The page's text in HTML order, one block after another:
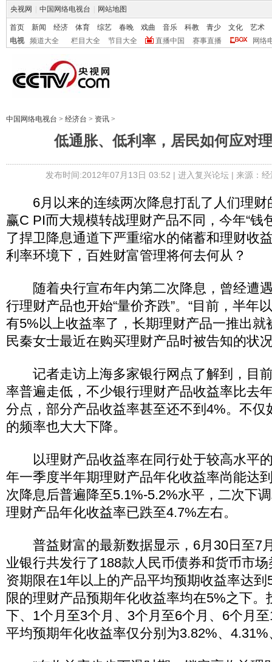
央视网 中国网络电视台 网站地图
首页 新闻 经济 体育 综艺 春晚 戏曲 音乐 科教 青少 文化
艺术
电视
频道大全 栏目大全 节目大全 直播中国 赛事直播 网络
中国网络电视台 > 经济台 > 资讯 >
低通胀、低利率，居民如何应对
发布时间:2012年07月13日 03:52 | 进入复兴论坛| 来源：
6月以来的连续两次降息打乱了人们理财
赢C PI而大规模转战理财产品不同，今年“钱
了捍卫降息通道下严重缩水的储蓄和理财收
利率环境下，百姓财富管理将何去何从？
随着央行宣布年内第二次降息，曾经遭
行理财产品也开始“量价齐跌”。“目前，半年
有5%以上收益率了，长期理财产品一推出就
民秦女士最近在购买理财产品时被告知的状
记者走访上海多家银行网点了解到，目
率普遍走低，不少银行理财产品收益率比去
分点，部分产品收益率甚至还不到4%。不仅
的频率也大大下降。
以理财产品收益率在同行处于较高水平
年一季度半年期理财产品年化收益率尚能达
次降息后普遍降至5.1%-5.2%水平，二次下
理财产品年化收益率已跌至4.7%左右。
普益财富的最新数据显示，6月30日至7
业银行共发行了188款人民币债券和货币市
资期限在1年以上的产品平均预期收益率达
限的理财产品预期年化收益率均在5%之下。
下、1个月至3个月、3个月至6个月、6个月
平均预期年化收益率仅分别为3.82%、